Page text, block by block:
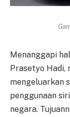
Menanggapi
Prasetyo Hadi,
mengeluarkan
penggunaan
negara.